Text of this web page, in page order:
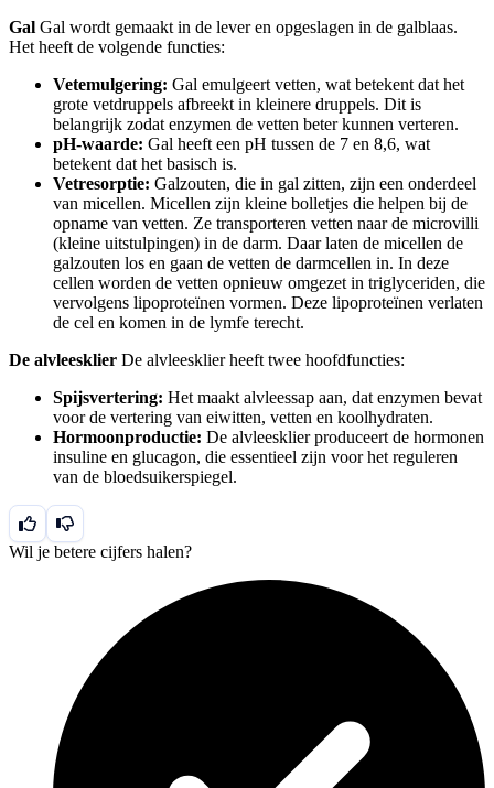
Gal Gal wordt gemaakt in de lever en opgeslagen in de galblaas.
Het heeft de volgende functies:
Vetemulgering: Gal emulgeert vetten, wat betekent dat het
grote vetdruppels afbreekt in kleinere druppels. Dit is
belangrijk zodat enzymen de vetten beter kunnen verteren.
pH-waarde: Gal heeft een pH tussen de 7 en 8,6, wat
betekent dat het basisch is.
Vetresorptie: Galzouten, die in gal zitten, zijn een onderdeel
van micellen. Micellen zijn kleine bolletjes die helpen bij de
opname van vetten. Ze transporteren vetten naar de microvilli
(kleine uitstulpingen) in de darm. Daar laten de micellen de
galzouten los en gaan de vetten de darmcellen in. In deze
cellen worden de vetten opnieuw omgezet in triglyceriden, die
vervolgens lipoproteïnen vormen. Deze lipoproteïnen verlaten
de cel en komen in de lymfe terecht.
De alvleesklier De alvleesklier heeft twee hoofdfuncties:
Spijsvertering: Het maakt alvleessap aan, dat enzymen bevat
voor de vertering van eiwitten, vetten en koolhydraten.
Hormoonproductie: De alvleesklier produceert de hormonen
insuline en glucagon, die essentieel zijn voor het reguleren
van de bloedsuikerspiegel.
Wil je betere cijfers halen?